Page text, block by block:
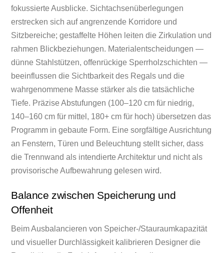
fokussierte Ausblicke. Sichtachsenüberlegungen
erstrecken sich auf angrenzende Korridore und
Sitzbereiche; gestaffelte Höhen leiten die Zirkulation und
rahmen Blickbeziehungen. Materialentscheidungen —
dünne Stahlstützen, offenrückige Sperrholzschichten —
beeinflussen die Sichtbarkeit des Regals und die
wahrgenommene Masse stärker als die tatsächliche
Tiefe. Präzise Abstufungen (100–120 cm für niedrig,
140–160 cm für mittel, 180+ cm für hoch) übersetzen das
Programm in gebaute Form. Eine sorgfältige Ausrichtung
an Fenstern, Türen und Beleuchtung stellt sicher, dass
die Trennwand als intendierte Architektur und nicht als
provisorische Aufbewahrung gelesen wird.
Balance zwischen Speicherung und
Offenheit
Beim Ausbalancieren von Speicher-/Stauraumkapazität
und visueller Durchlässigkeit kalibrieren Designer die